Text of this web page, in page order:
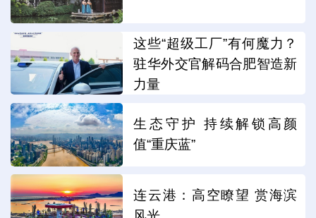
这些“超级工厂”有何魔力？
驻华外交官解码合肥智造新
力量
生态守护 持续解锁高颜
值“重庆蓝”
连云港：高空瞭望 赏海滨